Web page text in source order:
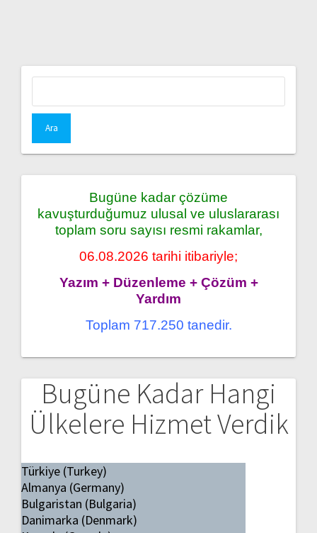
Bugüne kadar çözüme
kavuşturduğumuz ulusal ve uluslararası
toplam soru sayısı resmi rakamlar,
06.08.2026 tarihi itibariyle;
Yazım + Düzenleme + Çözüm +
Yardım
Toplam 717.250 tanedir.
Bugüne Kadar Hangi
Ülkelere Hizmet Verdik
Türkiye (Turkey)
Almanya (Germany)
Bulgaristan (Bulgaria)
Danimarka (Denmark)